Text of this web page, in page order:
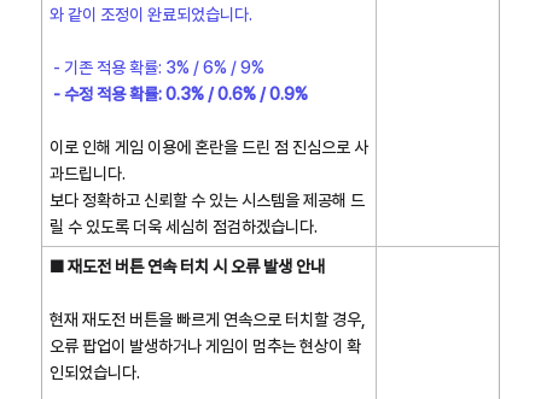
와 같이 조정이 완료되었습니다.
- 기존 적용 확률: 3% / 6% / 9%
- 수정 적용 확률: 0.3% / 0.6% / 0.9%
이로 인해 게임 이용에 혼란을 드린 점 진심으로 사
과드립니다.
보다 정확하고 신뢰할 수 있는 시스템을 제공해 드
릴 수 있도록 더욱 세심히 점검하겠습니다.
■ 재도전 버튼 연속 터치 시 오류 발생 안내
현재 재도전 버튼을 빠르게 연속으로 터치할 경우,
오류 팝업이 발생하거나 게임이 멈추는 현상이 확
인되었습니다.